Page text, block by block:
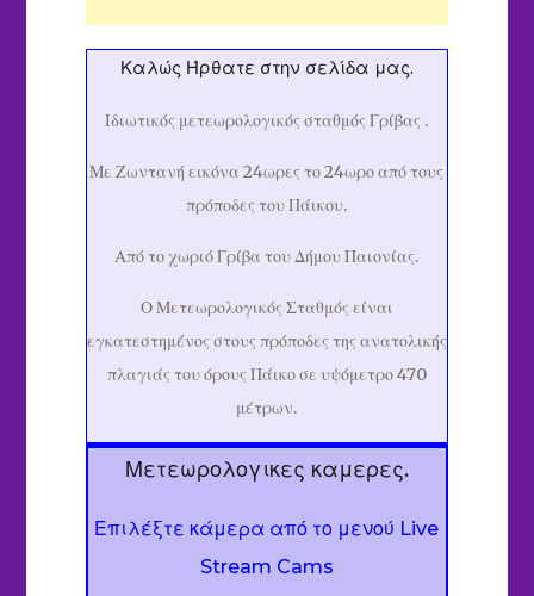
Καλώς Ήρθατε στην σελίδα μας.
Ιδιωτικός μετεωρολογικός σταθμός Γρίβας .
Με Ζωντανή εικόνα 24ωρες το 24ωρο από τους
πρόποδες του Πάικου.
Από το χωριό Γρίβα του Δήμου Παιονίας.
Ο Μετεωρολογικός Σταθμός είναι
εγκατεστημένος στους πρόποδες της ανατολικής
πλαγιάς του όρους Πάικο σε υψόμετρο 470
μέτρων.
Μετεωρολογικες καμερες.
Επιλέξτε κάμερα από το μενού Live
Stream Cams